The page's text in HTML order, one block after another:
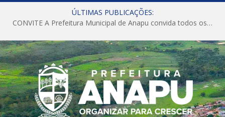
ÚLTIMAS PUBLICAÇÕES:
CONVITE A Prefeitura Municipal de Anapu convida todos os servidores públicos municipais para participarem da Audiência Pública de discussão da Lei de Diretrizes Orçamentárias (LDO), importante instrumento de planejamento das ações e investimentos da Administração Pública para o próximo exercício financeiro.